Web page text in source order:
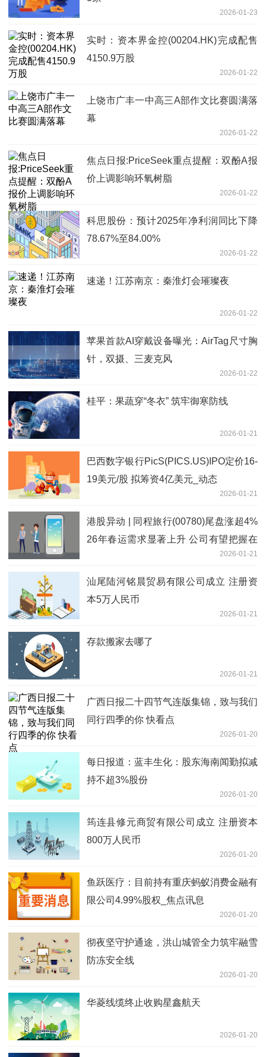
2026-01-23
实时：资本界金控(00204.HK)完成配售
4150.9万股
2026-01-22
上饶市广丰一中高三A部作文比赛圆满落
幕
2026-01-22
焦点日报:PriceSeek重点提醒：双酚A报
价上调影响环氧树脂
2026-01-22
科思股份：预计2025年净利润同比下降
78.67%至84.00%
2026-01-22
速递！江苏南京：秦淮灯会璀璨夜
2026-01-22
苹果首款AI穿戴设备曝光：AirTag尺寸胸
针，双摄、三麦克风
2026-01-22
桂平：果蔬穿“冬衣” 筑牢御寒防线
2026-01-21
巴西数字银行PicS(PICS.US)IPO定价16-
19美元/股 拟筹资4亿美元_动态
2026-01-21
港股异动 | 同程旅行(00780)尾盘涨超4%
26年春运需求显著上升 公司有望把握在
2026-01-21
汕尾陆河铭晨贸易有限公司成立 注册资
本5万人民币
2026-01-21
存款搬家去哪了
2026-01-21
广西日报二十四节气连版集锦，致与我们
同行四季的你 快看点
2026-01-20
每日报道：蓝丰生化：股东海南闻勤拟减
持不超3%股份
2026-01-20
筠连县修元商贸有限公司成立 注册资本
800万人民币
2026-01-20
鱼跃医疗：目前持有重庆蚂蚁消费金融有
限公司4.99%股权_焦点讯息
2026-01-20
彻夜坚守护通途，洪山城管全力筑牢融雪
防冻安全线
2026-01-20
华菱线缆终止收购星鑫航天
2026-01-20